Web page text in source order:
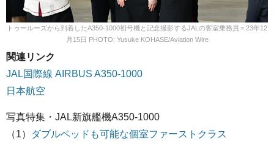
トゥールーズから到着したA350-1000初号機と記念撮影するJALの客室乗務員＝23年12
月15日 PHOTO: Yusuke KOHASE/Aviation Wire
関連リンク
JAL国際線 AIRBUS A350-1000
日本航空
写真特集・JAL新旗艦機A350-1000
（1）
ダブルベッドも可能な個室ファーストクラス